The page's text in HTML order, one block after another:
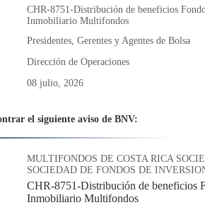
CHR-8751-Distribución de beneficios
Inmobiliario Multifondos
Presidentes, Gerentes y Agentes de Bolsa
Dirección de Operaciones
08 julio, 2026
el siguiente aviso de BNV:
MULTIFONDOS DE COSTA RICA
SOCIEDAD DE FONDOS DE
CHR-8751-Distribución de beneficios
Inmobiliario Multifondos